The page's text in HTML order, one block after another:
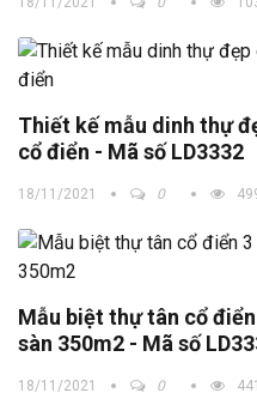
Thiết kế mẫu dinh thự
cổ điển - Mã số LD3332
18/11/2021 0
Mẫu biệt thự tân cổ
sàn 350m2 - Mã số
18/11/2021 0